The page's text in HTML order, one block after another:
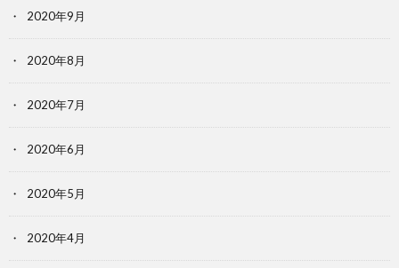
2020年9月
2020年8月
2020年7月
2020年6月
2020年5月
2020年4月